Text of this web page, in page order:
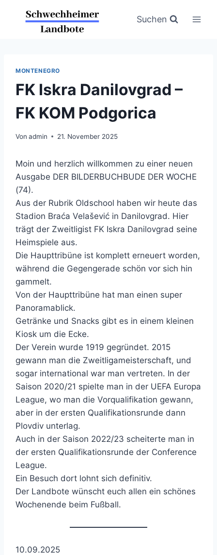
Suchen
MONTENEGRO
FK Iskra Danilovgrad –
FK KOM Podgorica
Von admin 21. November 2025
Moin und herzlich willkommen zu einer neuen
Ausgabe DER BILDERBUCHBUDE DER WOCHE
(74).
Aus der Rubrik Oldschool haben wir heute das
Stadion Braća Velašević in Danilovgrad. Hier
trägt der Zweitligist FK Iskra Danilovgrad seine
Heimspiele aus.
Die Haupttribüne ist komplett erneuert worden,
während die Gegengerade schön vor sich hin
gammelt.
Von der Haupttribüne hat man einen super
Panoramablick.
Getränke und Snacks gibt es in einem kleinen
Kiosk um die Ecke.
Der Verein wurde 1919 gegründet. 2015
gewann man die Zweitligameisterschaft, und
sogar international war man vertreten. In der
Saison 2020/21 spielte man in der UEFA Europa
League, wo man die Vorqualifikation gewann,
aber in der ersten Qualifikationsrunde dann
Plovdiv unterlag.
Auch in der Saison 2022/23 scheiterte man in
der ersten Qualifikationsrunde der Conference
League.
Ein Besuch dort lohnt sich definitiv.
Der Landbote wünscht euch allen ein schönes
Wochenende beim Fußball.
10.09.2025